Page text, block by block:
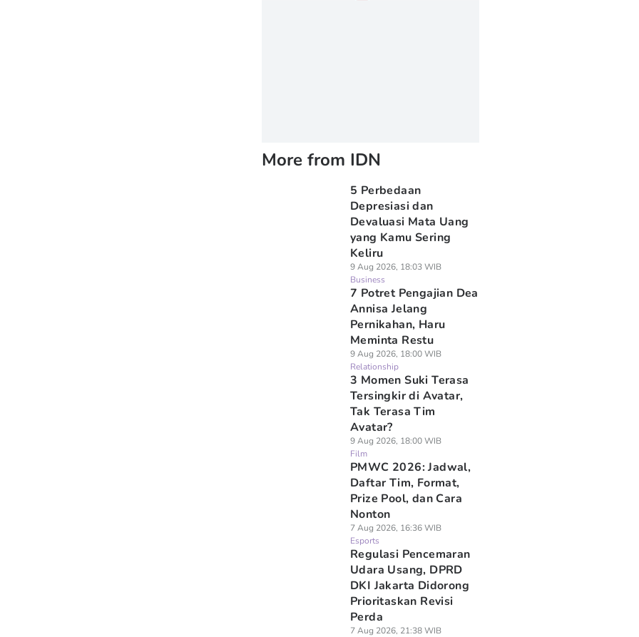
More from IDN
5 Perbedaan
Depresiasi dan
Devaluasi Mata Uang
yang Kamu Sering
Keliru
9 Aug 2026, 18:03 WIB
Business
7 Potret Pengajian Dea
Annisa Jelang
Pernikahan, Haru
Meminta Restu
9 Aug 2026, 18:00 WIB
Relationship
3 Momen Suki Terasa
Tersingkir di Avatar,
Tak Terasa Tim
Avatar?
9 Aug 2026, 18:00 WIB
Film
PMWC 2026: Jadwal,
Daftar Tim, Format,
Prize Pool, dan Cara
Nonton
7 Aug 2026, 16:36 WIB
Esports
Regulasi Pencemaran
Udara Usang, DPRD
DKI Jakarta Didorong
Prioritaskan Revisi
Perda
7 Aug 2026, 21:38 WIB